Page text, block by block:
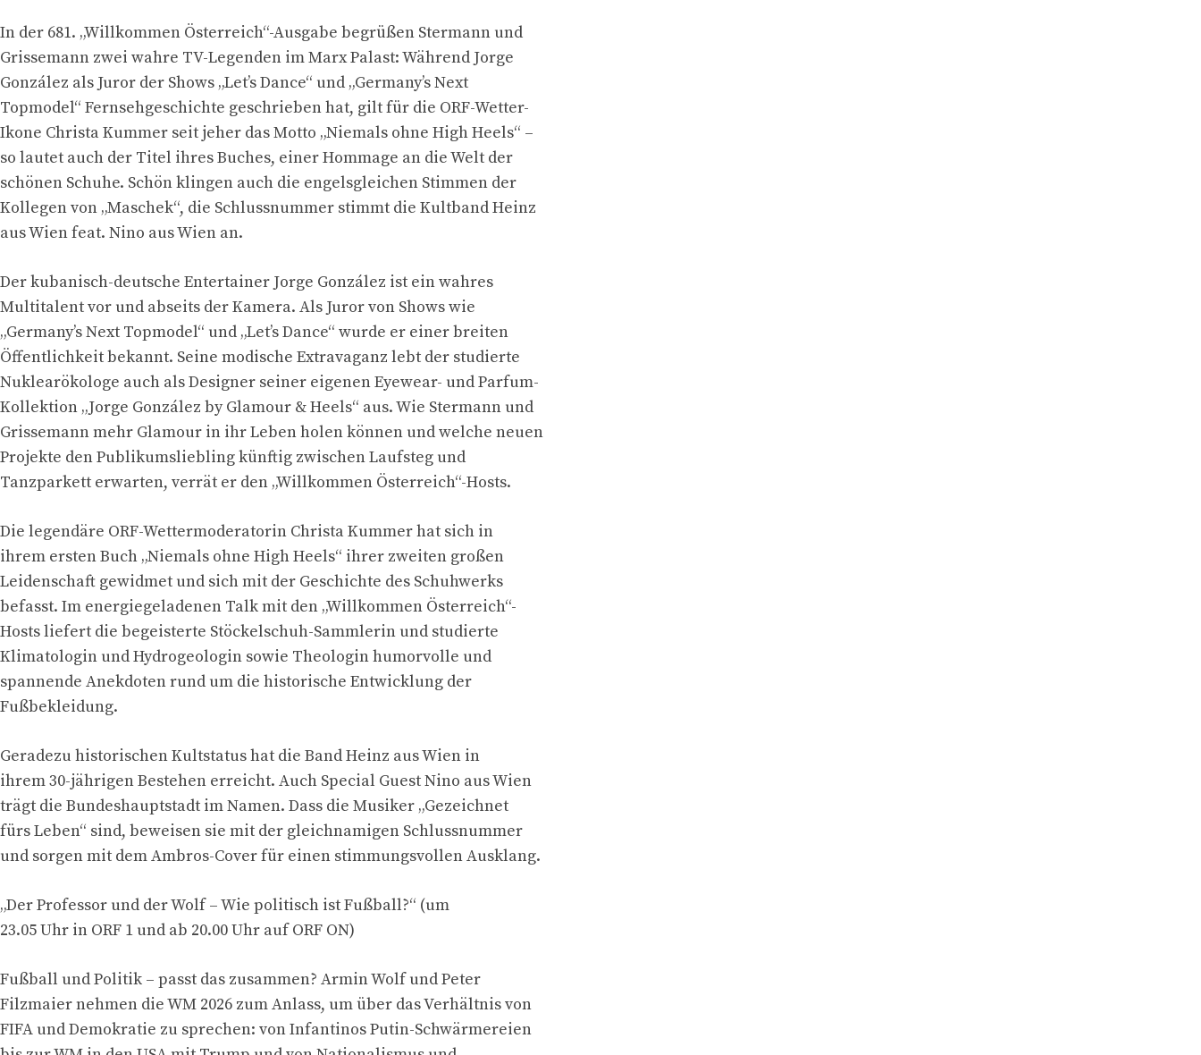
In der 681. „Willkommen Österreich“-Ausgabe begrüßen Stermann und
Grissemann zwei wahre TV-Legenden im Marx Palast: Während Jorge
González als Juror der Shows „Let’s Dance“ und „Germany’s Next
Topmodel“ Fernsehgeschichte geschrieben hat, gilt für die ORF-Wetter-
Ikone Christa Kummer seit jeher das Motto „Niemals ohne High Heels“ –
so lautet auch der Titel ihres Buches, einer Hommage an die Welt der
schönen Schuhe. Schön klingen auch die engelsgleichen Stimmen der
Kollegen von „Maschek“, die Schlussnummer stimmt die Kultband Heinz
aus Wien feat. Nino aus Wien an.
Der kubanisch-deutsche Entertainer Jorge González ist ein wahres
Multitalent vor und abseits der Kamera. Als Juror von Shows wie
„Germany’s Next Topmodel“ und „Let’s Dance“ wurde er einer breiten
Öffentlichkeit bekannt. Seine modische Extravaganz lebt der studierte
Nuklearökologe auch als Designer seiner eigenen Eyewear- und Parfum-
Kollektion „Jorge González by Glamour & Heels“ aus. Wie Stermann und
Grissemann mehr Glamour in ihr Leben holen können und welche neuen
Projekte den Publikumsliebling künftig zwischen Laufsteg und
Tanzparkett erwarten, verrät er den „Willkommen Österreich“-Hosts.
Die legendäre ORF-Wettermoderatorin Christa Kummer hat sich in
ihrem ersten Buch „Niemals ohne High Heels“ ihrer zweiten großen
Leidenschaft gewidmet und sich mit der Geschichte des Schuhwerks
befasst. Im energiegeladenen Talk mit den „Willkommen Österreich“-
Hosts liefert die begeisterte Stöckelschuh-Sammlerin und studierte
Klimatologin und Hydrogeologin sowie Theologin humorvolle und
spannende Anekdoten rund um die historische Entwicklung der
Fußbekleidung.
Geradezu historischen Kultstatus hat die Band Heinz aus Wien in
ihrem 30-jährigen Bestehen erreicht. Auch Special Guest Nino aus Wien
trägt die Bundeshauptstadt im Namen. Dass die Musiker „Gezeichnet
fürs Leben“ sind, beweisen sie mit der gleichnamigen Schlussnummer
und sorgen mit dem Ambros-Cover für einen stimmungsvollen Ausklang.
„Der Professor und der Wolf – Wie politisch ist Fußball?“ (um
23.05 Uhr in ORF 1 und ab 20.00 Uhr auf ORF ON)
Fußball und Politik – passt das zusammen? Armin Wolf und Peter
Filzmaier nehmen die WM 2026 zum Anlass, um über das Verhältnis von
FIFA und Demokratie zu sprechen: von Infantinos Putin-Schwärmereien